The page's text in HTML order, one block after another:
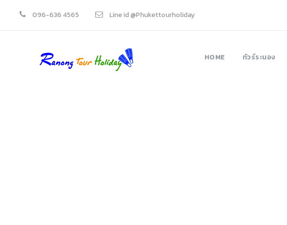
096-636 4565 Line id @Phukettourholiday
HOME ทัวร์ระนอง